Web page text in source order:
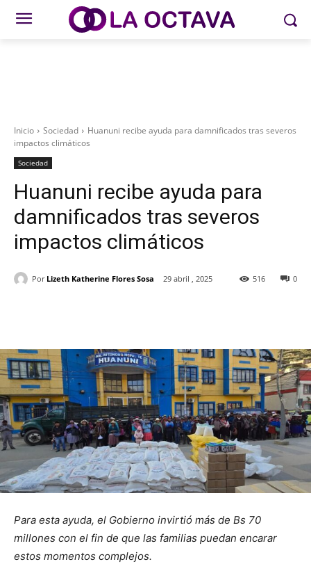
Inicio Sociedad
Huanuni recibe ayuda para damnificados tras severos
impactos climáticos
Sociedad
Huanuni recibe ayuda para
damnificados tras severos
impactos climáticos
Por Lizeth Katherine Flores Sosa 29 abril , 2025 0
516
Para esta ayuda, el Gobierno invirtió más de Bs 70
millones con el fin de que las familias puedan encarar
estos momentos complejos.